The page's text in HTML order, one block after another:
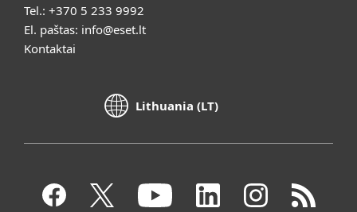
Tel.: +370 5 233 9992
El. paštas: info@eset.lt
Kontaktai
Lithuania (LT)